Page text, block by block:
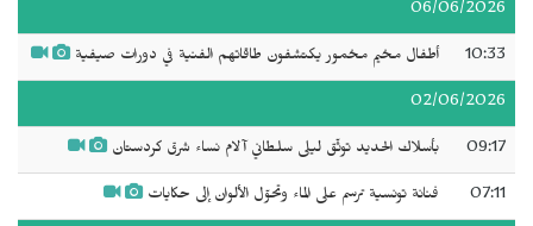
06/06/2026
10:33 أطفال مخيم مخمور يكتشفون طاقاتهم الفنية في دورات صيفية
02/06/2026
09:17 بأسلاك الحديد توثّق ليلى سلطاني آلام نساء شرق كردستان
07:11 فنانة تونسية ترسم على الماء وتحوّل الألوان إلى حكايات